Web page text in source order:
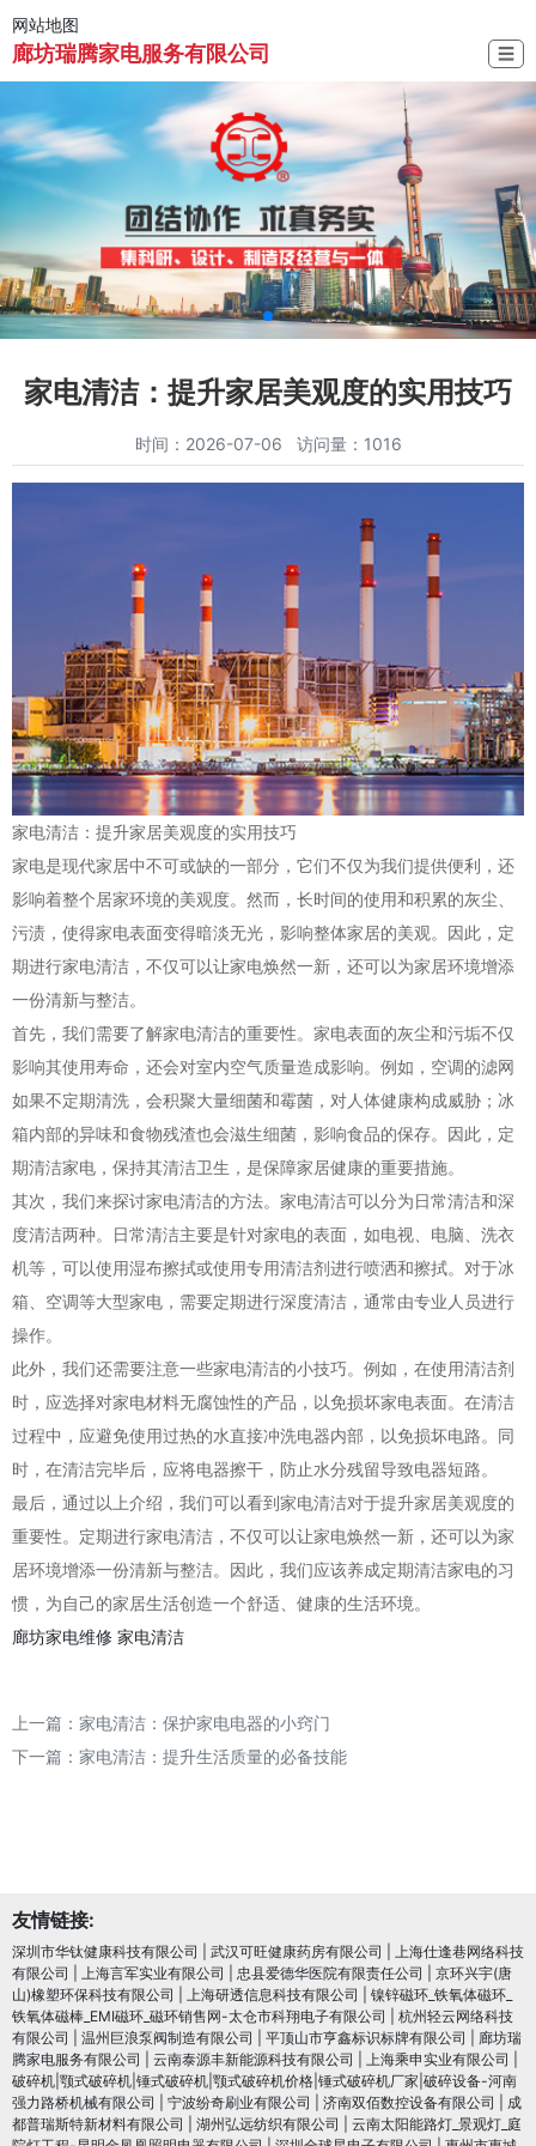
网站地图
廊坊瑞腾家电服务有限公司 ☰
家电清洁：提升家居美观度的实用技巧
时间：2026-07-06 访问量：1016
家电清洁：提升家居美观度的实用技巧
家电是现代家居中不可或缺的一部分，它们不仅为我们提供便利，还
影响着整个居家环境的美观度。然而，长时间的使用和积累的灰尘、
污渍，使得家电表面变得暗淡无光，影响整体家居的美观。因此，定
期进行家电清洁，不仅可以让家电焕然一新，还可以为家居环境增添
一份清新与整洁。
首先，我们需要了解家电清洁的重要性。家电表面的灰尘和污垢不仅
影响其使用寿命，还会对室内空气质量造成影响。例如，空调的滤网
如果不定期清洗，会积聚大量细菌和霉菌，对人体健康构成威胁；冰
箱内部的异味和食物残渣也会滋生细菌，影响食品的保存。因此，定
期清洁家电，保持其清洁卫生，是保障家居健康的重要措施。
其次，我们来探讨家电清洁的方法。家电清洁可以分为日常清洁和深
度清洁两种。日常清洁主要是针对家电的表面，如电视、电脑、洗衣
机等，可以使用湿布擦拭或使用专用清洁剂进行喷洒和擦拭。对于冰
箱、空调等大型家电，需要定期进行深度清洁，通常由专业人员进行
操作。
此外，我们还需要注意一些家电清洁的小技巧。例如，在使用清洁剂
时，应选择对家电材料无腐蚀性的产品，以免损坏家电表面。在清洁
过程中，应避免使用过热的水直接冲洗电器内部，以免损坏电路。同
时，在清洁完毕后，应将电器擦干，防止水分残留导致电器短路。
最后，通过以上介绍，我们可以看到家电清洁对于提升家居美观度的
重要性。定期进行家电清洁，不仅可以让家电焕然一新，还可以为家
居环境增添一份清新与整洁。因此，我们应该养成定期清洁家电的习
惯，为自己的家居生活创造一个舒适、健康的生活环境。
廊坊家电维修 家电清洁
上一篇： 家电清洁：保护家电电器的小窍门
下一篇： 家电清洁：提升生活质量的必备技能
友情链接:
深圳市华钛健康科技有限公司 武汉可旺健康药房有限公司
上海仕逢巷网络科技
有限公司
上海言军实业有限公司 忠县爱德华医院有限责任公司
京环兴宇(唐
山)橡塑环保科技有限公司
上海研透信息科技有限公司
镍锌磁环_铁氧体磁环_
铁氧体磁棒_EMI磁环_磁环销售网-太仓市科翔电子有限公司
杭州轻云网络科技
有限公司
温州巨浪泵阀制造有限公司 平顶山市亨鑫标识标牌有限公司
廊坊瑞
腾家电服务有限公司
云南泰源丰新能源科技有限公司 上海乘申实业有限公司
破碎机|颚式破碎机|锤式破碎机|颚式破碎机价格|锤式破碎机厂家|破碎设备-河南
强力路桥机械有限公司
宁波纷奇刷业有限公司 济南双佰数控设备有限公司
成
都普瑞斯特新材料有限公司
湖州弘远纺织有限公司
云南太阳能路灯_景观灯_庭